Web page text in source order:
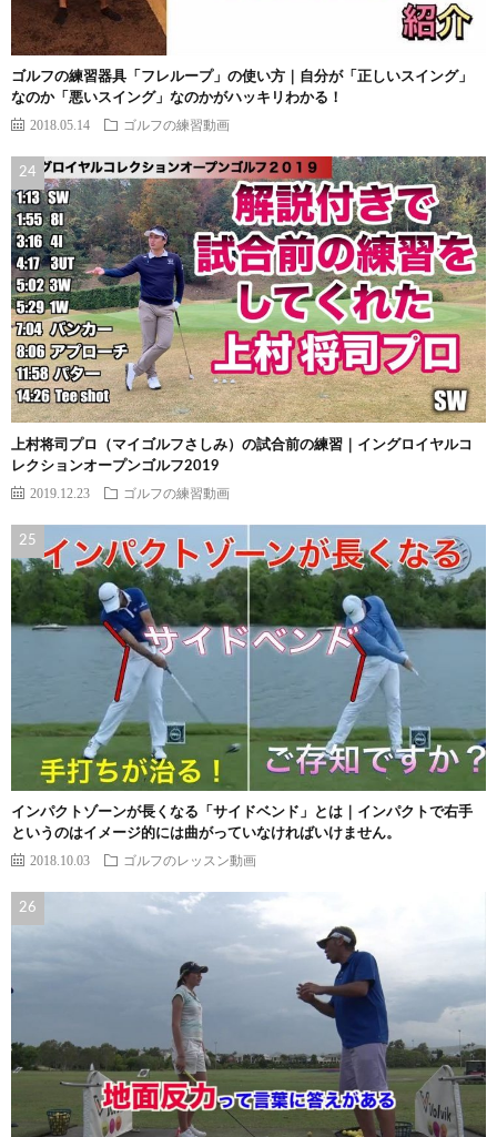
ゴルフの練習器具「フレループ」の使い方｜自分が「正しいスイング」
なのか「悪いスイング」なのかがハッキリわかる！
2018.05.14 ゴルフの練習動画
上村将司プロ（マイゴルフさしみ）の試合前の練習｜イングロイヤルコ
レクションオープンゴルフ2019
2019.12.23 ゴルフの練習動画
インパクトゾーンが長くなる「サイドベンド」とは｜インパクトで右手
というのはイメージ的には曲がっていなければいけません。
2018.10.03 ゴルフのレッスン動画